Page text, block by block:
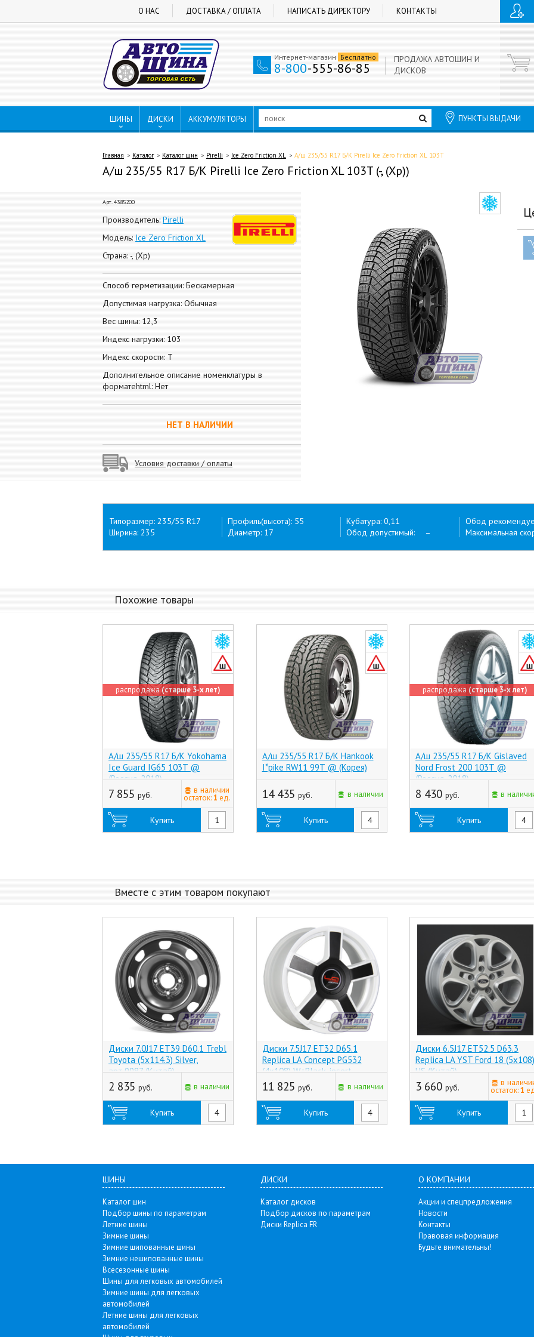
О НАС ДОСТАВКА / ОПЛАТА НАПИСАТЬ ДИРЕКТОРУ КОНТАКТЫ
Интернет-магазин Бесплатно
8-800-555-86-85
ПРОДАЖА АВТОШИН И
ДИСКОВ
ШИНЫ ДИСКИ АККУМУЛЯТОРЫ ПУНКТЫ ВЫДАЧИ
Главная Каталог Каталог шин Pirelli Ice Zero Friction XL А/ш 235/55 R17 Б/К Pirelli Ice Zero Friction XL 103T
А/ш 235/55 R17 Б/К Pirelli Ice Zero Friction XL 103T (-, (Хр))
Арт. 4385200
Производитель: Pirelli
Модель: Ice Zero Friction XL
Страна: -, (Хр)
Способ герметизации: Бескамерная
Допустимая нагрузка: Обычная
Вес шины: 12,3
Индекс нагрузки: 103
Индекс скорости: T
Дополнительное описание номенклатуры в
форматеhtml: Нет
НЕТ В НАЛИЧИИ
Условия доставки / оплаты
Типоразмер: 235/55 R17
Ширина: 235
Профиль(высота): 55
Диаметр: 17
Кубатура: 0,11
Обод допустимый: –
Обод
Максимальная
Похожие товары
распродажа(старше 3-х лет)
А/ш 235/55 R17 Б/К Yokohama
Ice Guard IG65 103T @
(Россия, 2018)
7 855 руб.
в наличии
остаток:1 ед.
Купить
А/ш 235/55 R17 Б/К Hankook
I*pike RW11 99T @ (Корея)
14 435 руб. в наличии
Купить
распродажа (старше 3-х лет)
А/ш 235/55 R17 Б/К Gislaved
Nord Frost 200 103T @
(Россия, 2018)
8 430 руб. в
Купить
Вместе с этим товаром покупают
Диски 7.0J17 ET39 D60.1 Trebl
Toyota (5x114.3) Silver,
арт.9987 (Китай)
2 835 руб. в наличии
Купить
Диски 7.5J17 ET32 D65.1
Replica LA Concept PG532
(4x108) W+Black_insert
(Китай)
11 825 руб. в наличии
Купить
Диски 6.5J17 ET52.5 D63.3
Replica LA YST Ford 18 (5x108)
HS (Китай)
3 660 руб.
в
остаток:1
Купить
ШИНЫ
Каталог шин
Подбор шины по параметрам
Летние шины
Зимние шины
Зимние шипованные шины
Зимние нешипованные шины
Всесезонные шины
Шины для легковых автомобилей
Зимние шины для легковых
автомобилей
Летние шины для легковых
автомобилей
ДИСКИ
Каталог дисков
Подбор дисков по параметрам
Диски Replica FR
О КОМПАНИИ
Акции и спецпредложения
Новости
Контакты
Правовая информация
Будьте внимательны!